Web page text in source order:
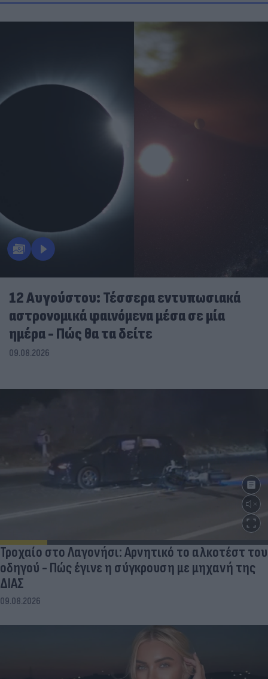
12 Αυγούστου: Τέσσερα εντυπωσιακά
αστρονομικά φαινόμενα μέσα σε μία
ημέρα - Πώς θα τα δείτε
09.08.2026
Τροχαίο στο Λαγονήσι: Αρνητικό το αλκοτέστ του
οδηγού - Πώς έγινε η σύγκρουση με μηχανή της
ΔΙΑΣ
09.08.2026